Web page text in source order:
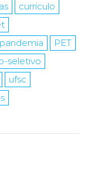
curriculo
pandemia
PET
seletivo
ufsc